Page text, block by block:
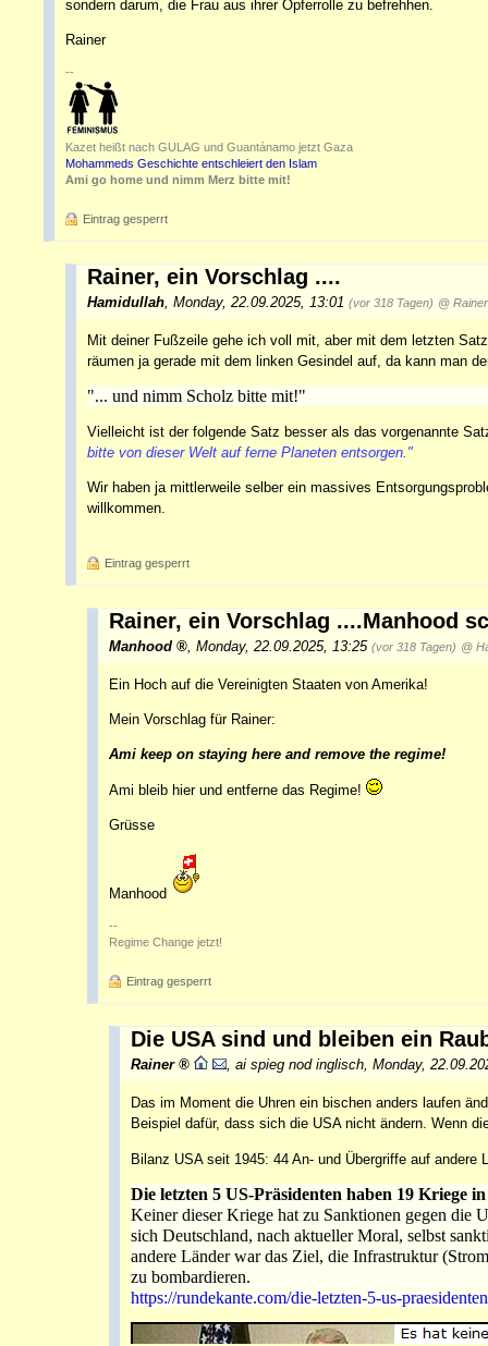
sondern darum, die Frau aus ihrer Opferrolle zu befrehhen.
Rainer
--
Kazet heißt nach GULAG und Guantánamo jetzt Gaza
Mohammeds Geschichte entschleiert den Islam
Ami go home und nimm Merz bitte mit!
Eintrag gesperrt
Rainer, ein Vorschlag ....
Hamidullah, Monday, 22.09.2025, 13:01 (vor 318 Tagen) @ Rainer
Mit deiner Fußzeile gehe ich voll mit, aber mit dem letzten
räumen ja gerade mit dem linken Gesindel auf, da kann man
"... und nimm Scholz bitte mit!"
Vielleicht ist der folgende Satz besser als das vorgenannte
bitte von dieser Welt auf ferne Planeten entsorgen."
Wir haben ja mittlerweile selber ein massives
willkommen.
Eintrag gesperrt
Rainer, ein Vorschlag ....Manhood
Manhood Monday, 22.09.2025, 13:25 (vor 318 Tagen) @
Ein Hoch auf die Vereinigten Staaten von Amerika!
Mein Vorschlag für Rainer:
Ami keep on staying here and remove the regime!
Ami bleib hier und entferne das Regime!
Grüsse
Manhood
--
Regime Change jetzt!
Eintrag gesperrt
Die USA sind und bleiben ein
Rainer , ai spieg nod inglisch, Monday,
Das im Moment die Uhren ein bischen anders laufen
Beispiel dafür, dass sich die USA nicht ändern. Wenn
Bilanz USA seit 1945: 44 An- und Übergriffe auf andere
Die letzten 5 US-Präsidenten haben 19 Kriege
Keiner dieser Kriege hat zu Sanktionen gegen die
sich Deutschland, nach aktueller Moral, selbst
andere Länder war das Ziel, die Infrastruktur
zu bombardieren.
https://rundekante.com/die-letzten-5-us-